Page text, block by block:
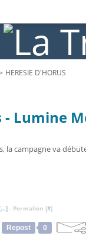
HERESIE D'HORUS
Lumine
…] - Permalien [#]
Repost
0